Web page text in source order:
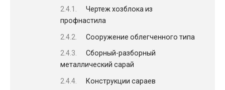
Чертеж хозблока из
профнастила
Сооружение облегченного типа
Сборный-разборный
металлический сарай
Конструкции сараев